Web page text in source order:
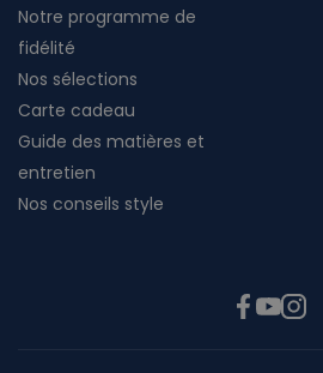
Notre programme de
fidélité
Nos sélections
Carte cadeau
Guide des matières et
entretien
Nos conseils style